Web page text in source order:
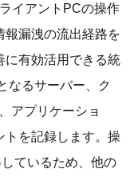
イアントPCの操作
報漏洩の流出経路を
に有効活用できる統
なるサーバー、ク
アプリケーショ
トを記録します。操
ているため、他の